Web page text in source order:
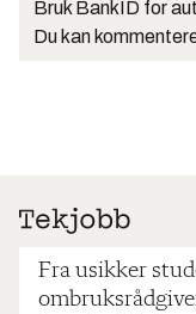
Bruk BankID for
Du kan
Fra usikker